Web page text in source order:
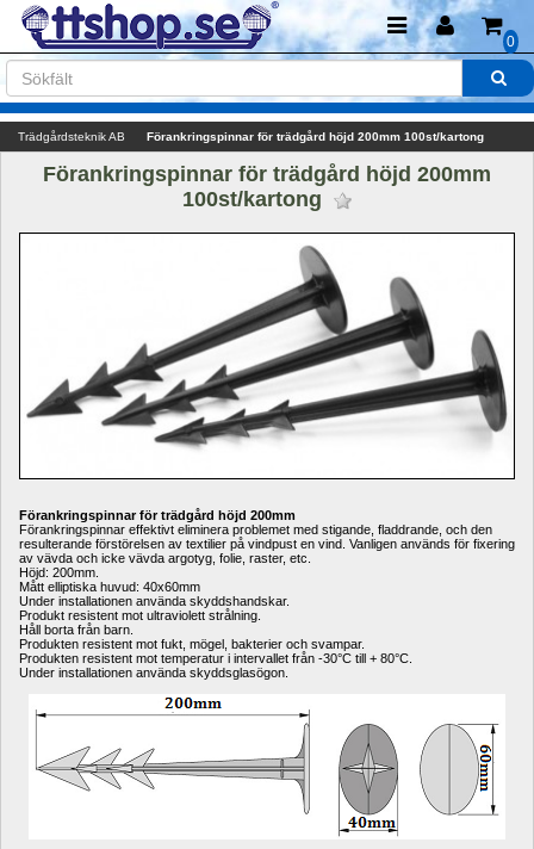
0
Trädgårdsteknik AB Förankringspinnar för trädgård höjd 200mm 100st/kartong
Förankringspinnar för trädgård höjd 200mm
100st/kartong
Förankringspinnar för trädgård höjd 200mm
Förankringspinnar effektivt eliminera problemet med stigande, fladdrande, och den
resulterande förstörelsen av textilier på vindpust en vind. Vanligen används för fixering
av vävda och icke vävda argotyg, folie, raster, etc.
Höjd: 200mm.
Mått elliptiska huvud: 40x60mm
Under installationen använda skyddshandskar.
Produkt resistent mot ultraviolett strålning.
Håll borta från barn.
Produkten resistent mot fukt, mögel, bakterier och svampar.
Produkten resistent mot temperatur i intervallet från -30°C till + 80°C.
Under installationen använda skyddsglasögon.